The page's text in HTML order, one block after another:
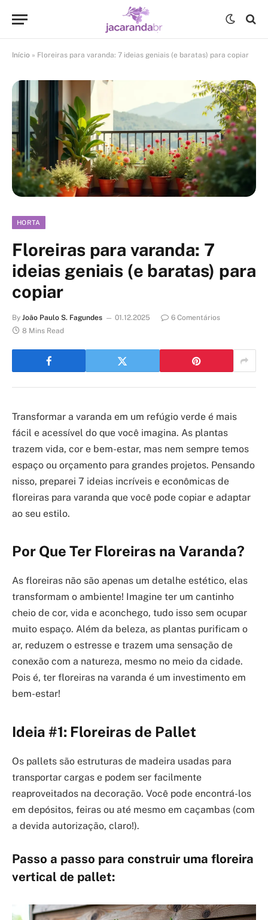
Início » Floreiras para varanda: 7 ideias geniais (e baratas) para copiar
HORTA
Floreiras para varanda: 7
ideias geniais (e baratas) para
copiar
By João Paulo S. Fagundes 01.12.2025
6 Comentários
8 Mins Read
Transformar a varanda em um refúgio verde é mais
fácil e acessível do que você imagina. As plantas
trazem vida, cor e bem-estar, mas nem sempre temos
espaço ou orçamento para grandes projetos. Pensando
nisso, preparei 7 ideias incríveis e econômicas de
floreiras para varanda que você pode copiar e adaptar
ao seu estilo.
Por Que Ter Floreiras na Varanda?
As floreiras não são apenas um detalhe estético, elas
transformam o ambiente! Imagine ter um cantinho
cheio de cor, vida e aconchego, tudo isso sem ocupar
muito espaço. Além da beleza, as plantas purificam o
ar, reduzem o estresse e trazem uma sensação de
conexão com a natureza, mesmo no meio da cidade.
Pois é, ter floreiras na varanda é um investimento em
bem-estar!
Ideia #1: Floreiras de Pallet
Os pallets são estruturas de madeira usadas para
transportar cargas e podem ser facilmente
reaproveitados na decoração. Você pode encontrá-los
em depósitos, feiras ou até mesmo em caçambas (com
a devida autorização, claro!).
Passo a passo para construir uma floreira
vertical de pallet: